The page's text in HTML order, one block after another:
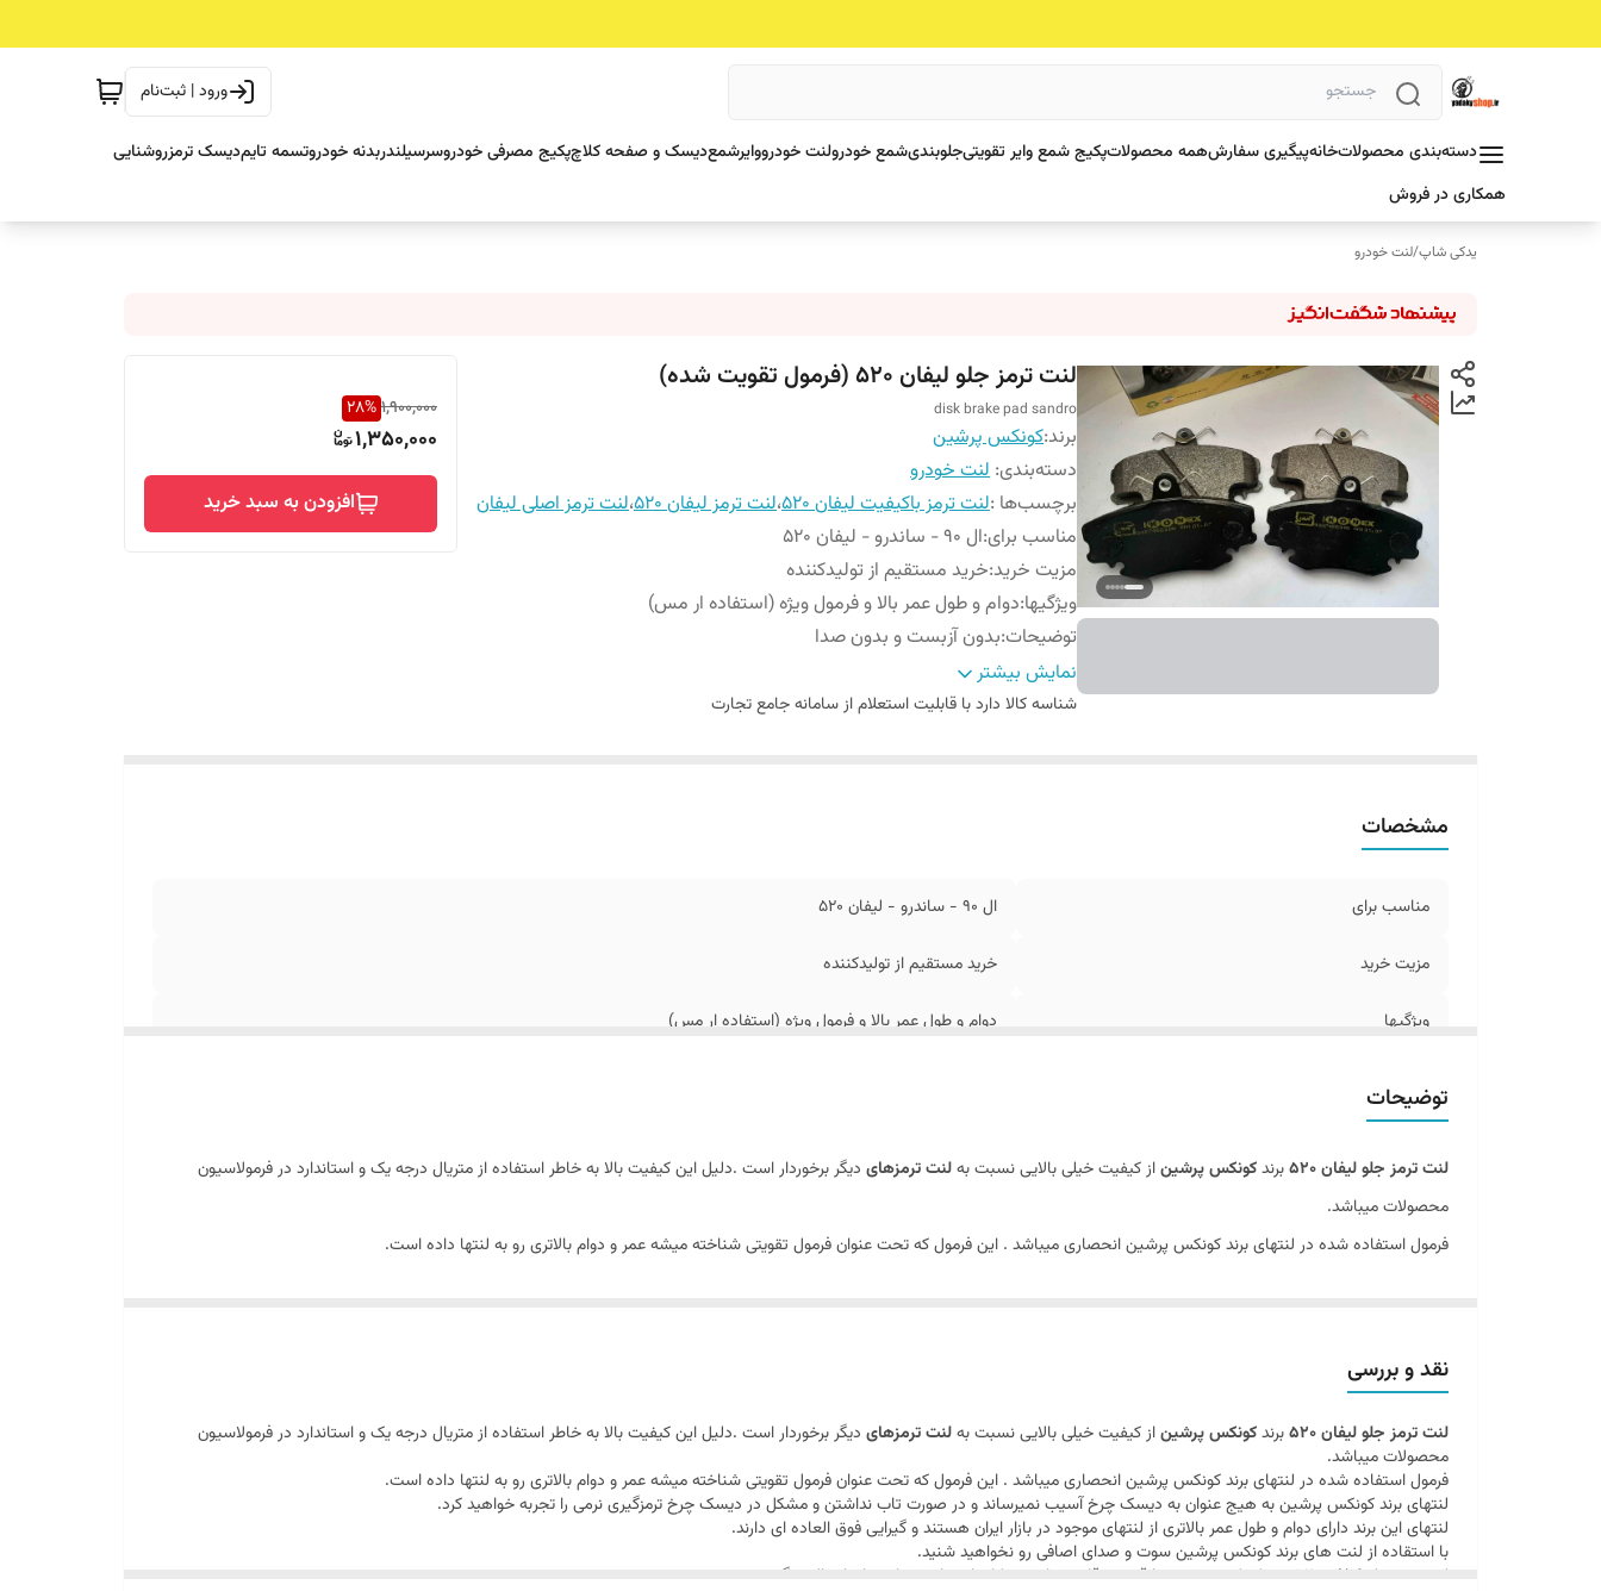
ورود | ثبت‌نام
دسته‌بندی محصولاتخانهپیگیری سفارشهمه محصولاتپکیج شمع وایر تقویتیجلوبندیشمع خودرولنت خودرووایرشمعدیسک و صفحه کلاچپکیج مصرفی خودروسرسیلندربدنه خودروتسمه تایمدیسک ترمزروشنایی
همکاری در فروش
یدکی شاپ/لنت خودرو
لنت ترمز جلو لیفان 520 (فرمول تقویت شده)
disk brake pad sandro
برند:کونکس پرشین
دسته‌بندی: لنت خودرو
برچسب‌ها :لنت ترمز باکیفیت لیفان 520 ،لنت ترمز لیفان 520 ،لنت ترمز اصلی لیفان
مناسب برای:ال 90 - ساندرو - لیفان 520
مزیت خرید:خرید مستقیم از تولیدکننده
ویژگیها:دوام و طول عمر بالا و فرمول ویژه (استفاده ار مس)
توضیحات:بدون آزبست و بدون صدا
برند:کونکس پرشین
نمایش بیشتر
شناسه کالا دارد با قابلیت استعلام از سامانه جامع تجارت
1,900,000
28%
1,350,000
افزودن به سبد خرید
مشخصات
مناسب برای ال 90 - ساندرو - لیفان 520
مزیت خرید خرید مستقیم از تولیدکننده
ویژگیها دوام و طول عمر بالا و فرمول ویژه (استفاده ار مس)
توضیحات
لنت ترمز جلو لیفان 520 برندکونکس پرشیناز کیفیت خیلی بالایی نسبت بهلنت ترمزهای دیگر برخوردار است .دلیل این کیفیت بالا به خاطر استفاده از متریال درجه یک و استاندارد در فرمولاسیون
محصولات میباشد.
فرمول استفاده شده در لنتهای برند کونکس پرشین انحصاری میباشد . این فرمول که تحت عنوان فرمول تقویتی شناخته میشه عمر و دوام بالاتری رو به لنتها داده است.
با استقاده از لنت های برند کونکس پرشین سوت و صدای اصافی رو نخواهید شنید.
لنت ترمز جلولیفان 520
نقد و بررسی
لنت ترمز جلو لیفان 520 برندکونکس پرشیناز کیفیت خیلی بالایی نسبت بهلنت ترمزهای دیگر برخوردار است .دلیل این کیفیت بالا به خاطر استفاده از متریال درجه یک و استاندارد در فرمولاسیون
محصولات میباشد.
فرمول استفاده شده در لنتهای برند کونکس پرشین انحصاری میباشد . این فرمول که تحت عنوان فرمول تقویتی شناخته میشه عمر و دوام بالاتری رو به لنتها داده است.
لنتهای برند کونکس پرشین به هیج عنوان به دیسک چرخ آسیب نمیرساند و در صورت تاب نداشتن و مشکل در دیسک چرخ ترمزگیری نرمی را تجربه خواهید کرد.
لنتهای این برند دارای دوام و طول عمر بالاتری از لنتهای موجود در بازار ایران هستند و گیرایی فوق العاده ای دارند.
با استقاده از لنت های برند کونکس پرشین سوت و صدای اصافی رو نخواهید شنید.
لنت ترمز جلو لیفان 520 برند کونکس پرشین با قیمت رقابتی و از درب کارخانه برای شما عزیزان ارسال میگردد.